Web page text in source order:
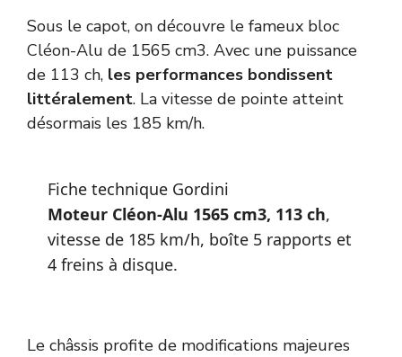
Sous le capot, on découvre le fameux bloc
Cléon-Alu de 1565 cm3. Avec une puissance
de 113 ch, les performances bondissent
littéralement. La vitesse de pointe atteint
désormais les 185 km/h.
Fiche technique Gordini
Moteur Cléon-Alu 1565 cm3, 113 ch,
vitesse de 185 km/h, boîte 5 rapports et
4 freins à disque.
Le châssis profite de modifications majeures